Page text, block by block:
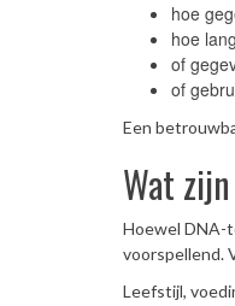
hoe
hoe
of
of
Een
Wat
Hoewel DNA-
voorspellend.
Leefstijl,